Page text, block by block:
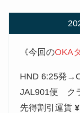
《今回のOKA
HND 6:25発
JAL901便 ク
先得割引運賃